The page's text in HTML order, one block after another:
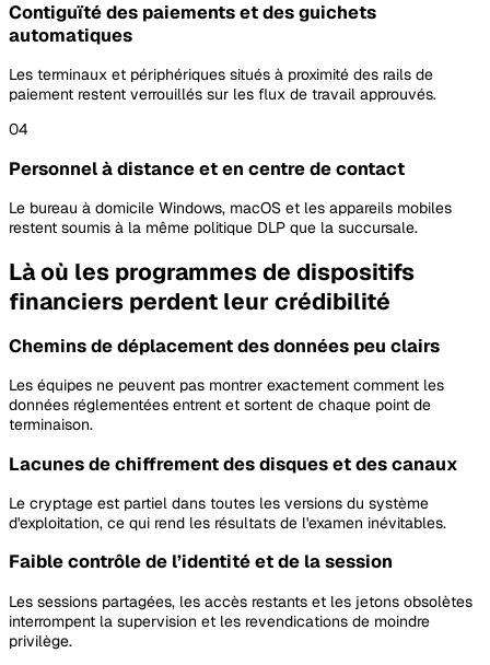
Contiguïté des paiements et des guichets
automatiques
Les terminaux et périphériques situés à proximité des rails de
paiement restent verrouillés sur les flux de travail approuvés.
04
Personnel à distance et en centre de contact
Le bureau à domicile Windows, macOS et les appareils mobiles
restent soumis à la même politique DLP que la succursale.
Là où les programmes de dispositifs
financiers perdent leur crédibilité
Chemins de déplacement des données peu clairs
Les équipes ne peuvent pas montrer exactement comment les
données réglementées entrent et sortent de chaque point de
terminaison.
Lacunes de chiffrement des disques et des canaux
Le cryptage est partiel dans toutes les versions du système
d'exploitation, ce qui rend les résultats de l'examen inévitables.
Faible contrôle de l’identité et de la session
Les sessions partagées, les accès restants et les jetons obsolètes
interrompent la supervision et les revendications de moindre
privilège.